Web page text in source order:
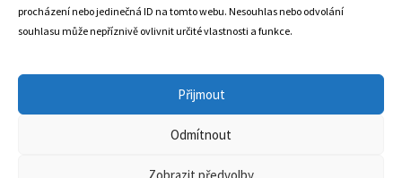
procházení nebo jedinečná ID na tomto webu. Nesouhlas nebo odvolání
souhlasu může nepříznivě ovlivnit určité vlastnosti a funkce.
Přijmout
Odmítnout
Zobrazit předvolby
info@dojezdovakola.com